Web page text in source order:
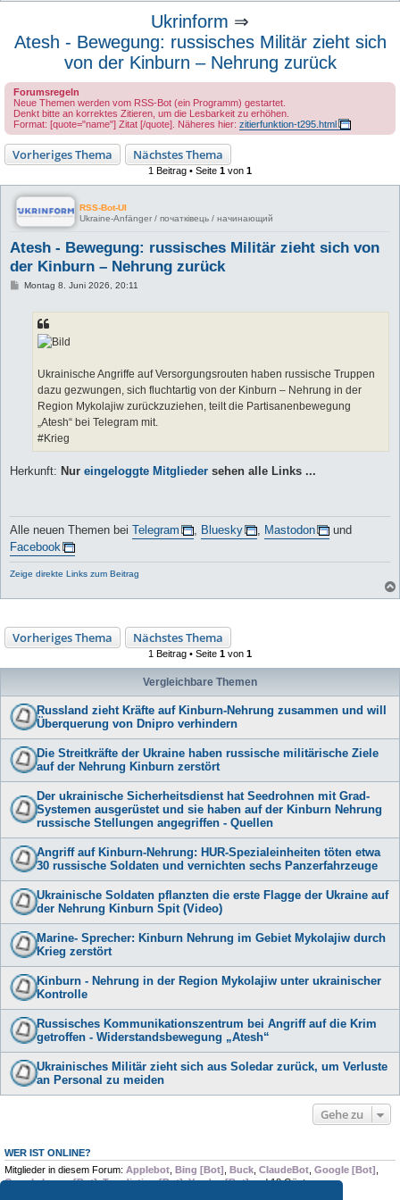
Ukrinform ⇒
Atesh - Bewegung: russisches Militär zieht sich
von der Kinburn – Nehrung zurück
Forumsregeln
Neue Themen werden vom RSS-Bot (ein Programm) gestartet.
Denkt bitte an korrektes Zitieren, um die Lesbarkeit zu erhöhen.
Format: [quote="name"] Zitat [/quote]. Näheres hier: zitierfunktion-t295.html
Vorheriges Thema Nächstes Thema
1 Beitrag • Seite 1 von 1
RSS-Bot-UI
Ukraine-Anfänger / початківець / начинающий
Atesh - Bewegung: russisches Militär zieht sich von
der Kinburn – Nehrung zurück
BMontag 8. Juni 2026, 20:11
Ukrainische Angriffe auf Versorgungsrouten haben russische Truppen
dazu gezwungen, sich fluchtartig von der Kinburn – Nehrung in der
Region Mykolajiw zurückzuziehen, teilt die Partisanenbewegung
„Atesh“ bei Telegram mit.
#Krieg
Herkunft: Nur eingeloggte Mitglieder sehen alle Links ...
Alle neuen Themen bei Telegram Bluesky Mastodon
und
Facebook
Zeige direkte Links zum Beitrag
Vorheriges Thema Nächstes Thema
1 Beitrag • Seite 1 von 1
Vergleichbare Themen
Russland zieht Kräfte auf Kinburn-Nehrung zusammen und will
Überquerung von Dnipro verhindern
Die Streitkräfte der Ukraine haben russische militärische Ziele
auf der Nehrung Kinburn zerstört
Der ukrainische Sicherheitsdienst hat Seedrohnen mit Grad-
Systemen ausgerüstet und sie haben auf der Kinburn Nehrung
russische Stellungen angegriffen - Quellen
Angriff auf Kinburn-Nehrung: HUR-Spezialeinheiten töten etwa
30 russische Soldaten und vernichten sechs Panzerfahrzeuge
Ukrainische Soldaten pflanzten die erste Flagge der Ukraine auf
der Nehrung Kinburn Spit (Video)
Marine- Sprecher: Kinburn Nehrung im Gebiet Mykolajiw durch
Krieg zerstört
Kinburn - Nehrung in der Region Mykolajiw unter ukrainischer
Kontrolle
Russisches Kommunikationszentrum bei Angriff auf die Krim
getroffen - Widerstandsbewegung „Atesh“
Ukrainisches Militär zieht sich aus Soledar zurück, um Verluste
an Personal zu meiden
Gehe zu
WER IST ONLINE?
Mitglieder in diesem Forum: Applebot Bing [Bot] Buck ClaudeBot Google [Bot]
Google Image [Bot],Trendiction [Bot],Yandex [Bot]und 18 Gäste